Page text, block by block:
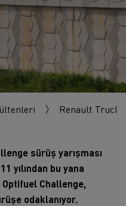
Renault
sürüş yarışması
yılından bu yana
Challenge,
odaklanıyor.